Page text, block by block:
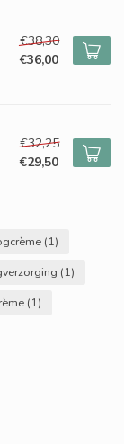
€38,30
€36,00
€32,25
€29,50
(1)
(1)
(1)